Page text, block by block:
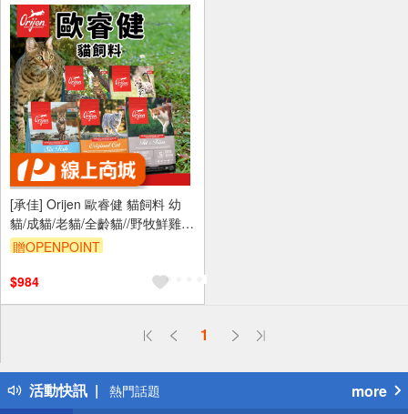
[承佳] Orijen 歐睿健 貓飼料 幼
貓/成貓/老貓/全齡貓//野牧鮮雞/
挑嘴 無穀貓糧
贈OPENPOINT
$984
1
活動快訊
偏遠地區配送
得獎公告
熱門話題
銀行優惠
more